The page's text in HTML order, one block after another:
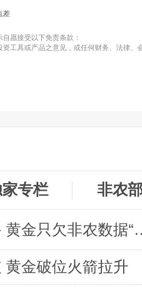
差
愿接受以下免责条款：
工具或产品之意见，或任何财务、法律、
专栏 非农
领峰金评：万
金破位火箭拉升